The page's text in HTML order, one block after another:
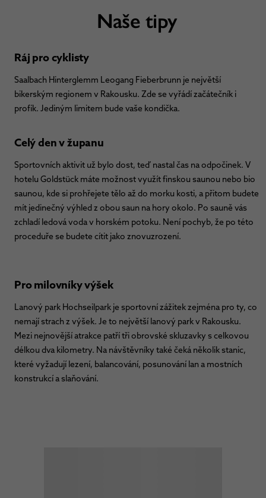
Naše tipy
Ráj pro cyklisty
Saalbach Hinterglemm Leogang Fieberbrunn je největší
bikerským regionem v Rakousku. Zde se vyřádí začátečník i
profík. Jediným limitem bude vaše kondička.
Celý den v županu
Sportovních aktivit už bylo dost, teď nastal čas na odpočinek. V
hotelu Goldstück máte možnost využít finskou saunou nebo bio
saunou, kde si prohřejete tělo až do morku kosti, a přitom budete
mít jedinečný výhled z obou saun na hory okolo. Po sauně vás
zchladí ledová voda v horském potoku. Není pochyb, že po této
proceduře se budete cítit jako znovuzrození.
Pro milovníky výšek
Lanový park Hochseilpark je sportovní zážitek zejména pro ty, co
nemají strach z výšek. Je to největší lanový park v Rakousku.
Mezi nejnovější atrakce patří tři obrovské skluzavky s celkovou
délkou dva kilometry. Na návštěvníky také čeká několik stanic,
které vyžadují lezení, balancování, posunování lan a mostních
konstrukcí a slaňování.